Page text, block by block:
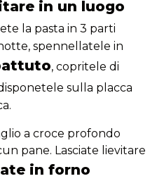
in un luogo
la pasta in 3 parti
spennellatele in
, copritele di
sulla placca
a croce profondo
pane. Lasciate lievitare
in forno